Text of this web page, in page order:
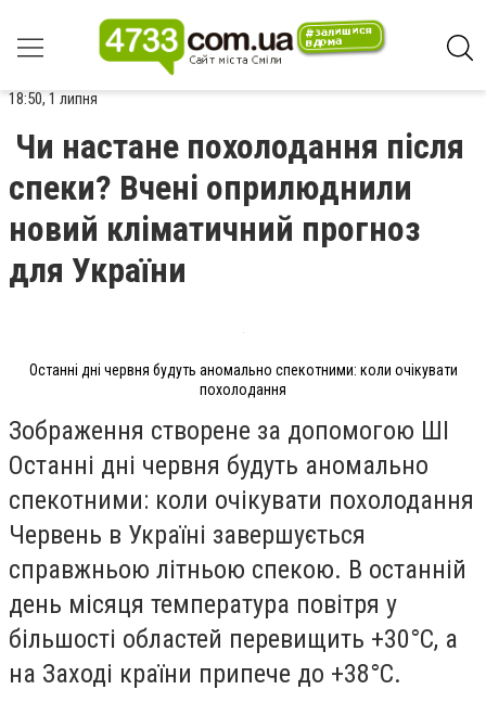
18:50, 1 липня
Чи настане похолодання після
спеки? Вчені оприлюднили
новий кліматичний прогноз
для України
Останні дні червня будуть аномально спекотними: коли очікувати
похолодання
Зображення створене за допомогою ШІ
Останні дні червня будуть аномально
спекотними: коли очікувати похолодання
Червень в Україні завершується
справжньою літньою спекою. В останній
день місяця температура повітря у
більшості областей перевищить +30°С, а
на Заході країни припече до +38°С.